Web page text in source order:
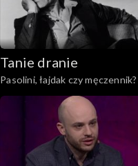
Tanie dranie
Pasolini, łajdak czy męczennik?